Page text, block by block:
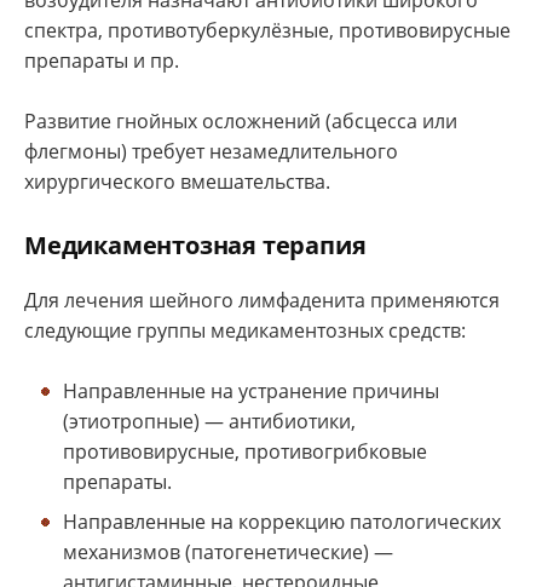
спектра, противотуберкулёзные, противовирусные
препараты и пр.
Развитие гнойных осложнений (абсцесса или
флегмоны) требует незамедлительного
хирургического вмешательства.
Медикаментозная терапия
Для лечения шейного лимфаденита применяются
следующие группы медикаментозных средств:
Направленные на устранение причины
(этиотропные) — антибиотики,
противовирусные, противогрибковые
препараты.
Направленные на коррекцию патологических
механизмов (патогенетические) —